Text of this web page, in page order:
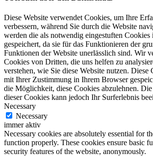
Diese Website verwendet Cookies, um Ihre
verbessern, während Sie durch die Website
werden die als notwendig eingestuften
gespeichert, da sie für das Funktionieren der
Funktionen der Website unerlässlich sind. Wir
Cookies von Dritten, die uns helfen zu
verstehen, wie Sie diese Website nutzen. Diese
mit Ihrer Zustimmung in Ihrem Browser
die Möglichkeit, diese Cookies abzulehnen.
dieser Cookies kann jedoch Ihr Surferlebnis
Necessary
Necessary
immer aktiv
Necessary cookies are absolutely essential for
function properly. These cookies ensure basic
security features of the website, anonymously.